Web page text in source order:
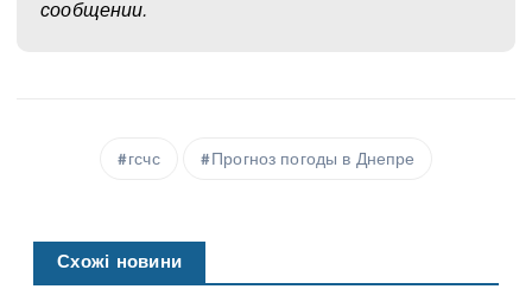
сообщении.
гсчс Прогноз погоды в Днепре
Схожі новини